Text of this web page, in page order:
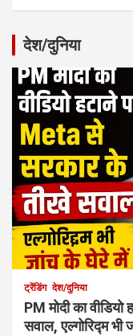
देश/दुनिया
ट्रेंडिंग देश/दुनिया
PM मोदी का
सवाल, एल्गोरिद्म